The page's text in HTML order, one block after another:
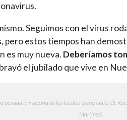
Seguimos con el virus
pero estos tiempos han
es muy nueva. Deberíamos
el jubilado que vive en
pasada la mayoría de los locales comerciales de
Martínez)